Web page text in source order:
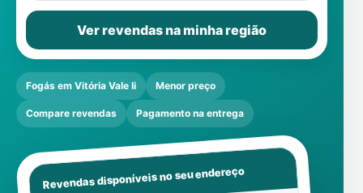
Ver revendas na minha região
Fogás em Vitória Vale Ii Menor preço
Compare revendas Pagamento na entrega
Revendas disponíveis no seu endereço